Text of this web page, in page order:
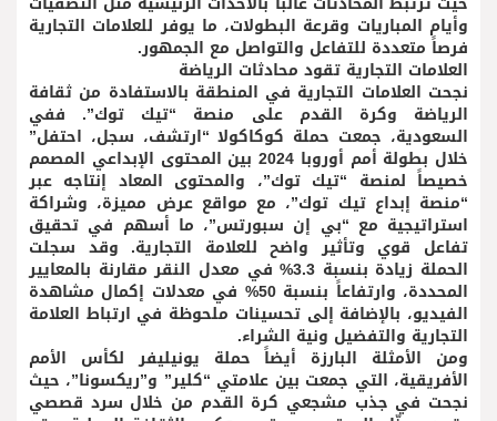
وأيام المباريات وقرعة البطولات، ما يوفر للعلامات التجارية
فرصاً متعددة للتفاعل والتواصل مع الجمهور.
العلامات التجارية تقود محادثات الرياضة
نجحت العلامات التجارية في المنطقة بالاستفادة من ثقافة
الرياضة وكرة القدم على منصة “تيك توك”. ففي
السعودية، جمعت حملة كوكاكولا “ارتشف، سجل، احتفل”
خلال بطولة أمم أوروبا 2024 بين المحتوى الإبداعي المصمم
خصيصاً لمنصة “تيك توك”، والمحتوى المعاد إنتاجه عبر
“منصة إبداع تيك توك”، مع مواقع عرض مميزة، وشراكة
استراتيجية مع “بي إن سبورتس”، ما أسهم في تحقيق
تفاعل قوي وتأثير واضح للعلامة التجارية. وقد سجلت
الحملة زيادة بنسبة 3.3% في معدل النقر مقارنة بالمعايير
المحددة، وارتفاعاً بنسبة 50% في معدلات إكمال مشاهدة
الفيديو، بالإضافة إلى تحسينات ملحوظة في ارتباط العلامة
التجارية والتفضيل ونية الشراء.
ومن الأمثلة البارزة أيضاً حملة يونيليفر لكأس الأمم
الأفريقية، التي جمعت بين علامتي “كلير” و”ريكسونا”، حيث
نجحت في جذب مشجعي كرة القدم من خلال سرد قصصي